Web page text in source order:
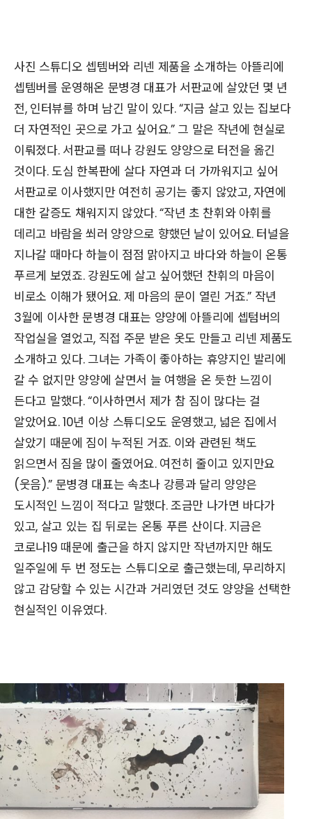
사진 스튜디오 셉템버와 리넨 제품을 소개하는 아뜰리에
셉템버를 운영해온 문병경 대표가 서판교에 살았던 몇 년
전, 인터뷰를 하며 남긴 말이 있다. “지금 살고 있는 집보다
더 자연적인 곳으로 가고 싶어요.” 그 말은 작년에 현실로
이뤄졌다. 서판교를 떠나 강원도 양양으로 터전을 옮긴
것이다. 도심 한복판에 살다 자연과 더 가까워지고 싶어
서판교로 이사했지만 여전히 공기는 좋지 않았고, 자연에
대한 갈증도 채워지지 않았다. “작년 초 찬휘와 아휘를
데리고 바람을 쐬러 양양으로 향했던 날이 있어요. 터널을
지나갈 때마다 하늘이 점점 맑아지고 바다와 하늘이 온통
푸르게 보였죠. 강원도에 살고 싶어했던 찬휘의 마음이
비로소 이해가 됐어요. 제 마음의 문이 열린 거죠.” 작년
3월에 이사한 문병경 대표는 양양에 아뜰리에 셉텀버의
작업실을 열었고, 직접 주문 받은 옷도 만들고 리넨 제품도
소개하고 있다. 그녀는 가족이 좋아하는 휴양지인 발리에
갈 수 없지만 양양에 살면서 늘 여행을 온 듯한 느낌이
든다고 말했다. “이사하면서 제가 참 짐이 많다는 걸
알았어요. 10년 이상 스튜디오도 운영했고, 넓은 집에서
살았기 때문에 짐이 누적된 거죠. 이와 관련된 책도
읽으면서 짐을 많이 줄였어요. 여전히 줄이고 있지만요
(웃음).” 문병경 대표는 속초나 강릉과 달리 양양은
도시적인 느낌이 적다고 말했다. 조금만 나가면 바다가
있고, 살고 있는 집 뒤로는 온통 푸른 산이다. 지금은
코로나19 때문에 출근을 하지 않지만 작년까지만 해도
일주일에 두 번 정도는 스튜디오로 출근했는데, 무리하지
않고 감당할 수 있는 시간과 거리였던 것도 양양을 선택한
현실적인 이유였다.